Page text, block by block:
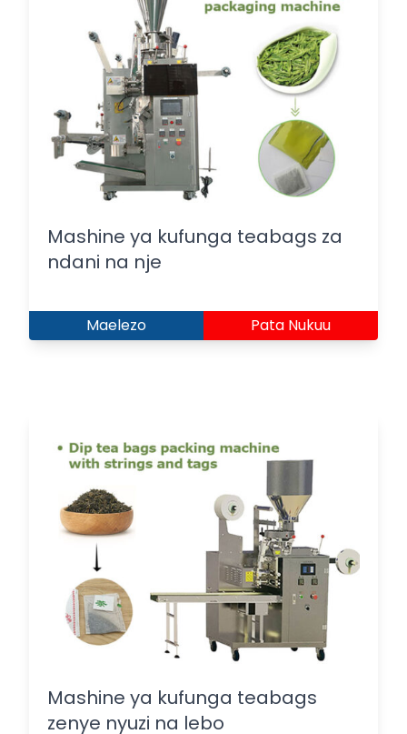
Mashine ya kufunga teabags za
ndani na nje
Maelezo Pata Nukuu
Mashine ya kufunga teabags
zenye nyuzi na lebo